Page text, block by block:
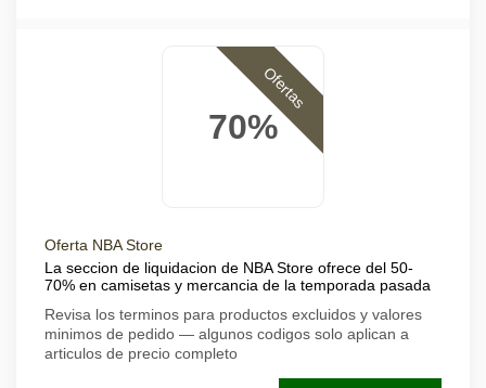
70%
Ofertas
Oferta NBA Store
La seccion de liquidacion de NBA Store ofrece del 50-
70% en camisetas y mercancia de la temporada pasada
Revisa los terminos para productos excluidos y valores
minimos de pedido — algunos codigos solo aplican a
articulos de precio completo